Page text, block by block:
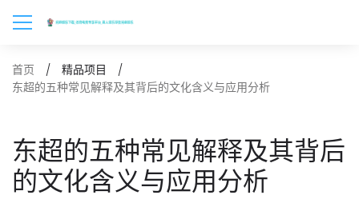
首页
精品项目
东超的五种常见解释及其背后的文化含义与应用分析
东超的五种常见解释及其背后
的文化含义与应用分析